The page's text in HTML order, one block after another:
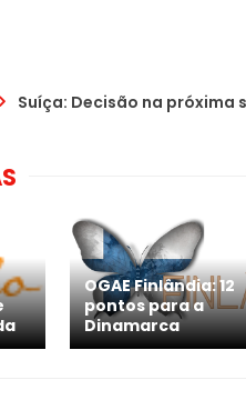
Suíça: Decisão na próxima
OGAE Finlândia: 12
pontos para a
Dinamarca